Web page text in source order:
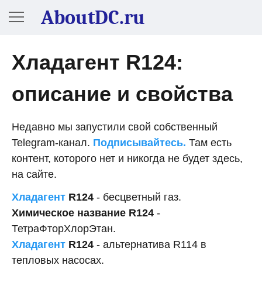
AboutDC.ru
Хладагент R124:
описание и свойства
Недавно мы запустили свой собственный
Telegram-канал. Подписывайтесь. Там есть
контент, которого нет и никогда не будет здесь,
на сайте.
Хладагент R124 - бесцветный газ.
Химическое название R124 -
ТетраФторХлорЭтан.
Хладагент R124 - альтернатива R114 в
тепловых насосах.